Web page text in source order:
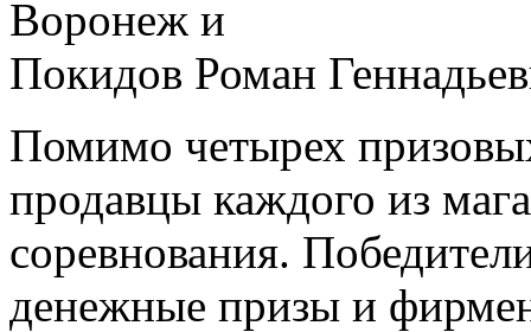
Воронеж и
Покидов Роман
Помимо четырех
продавцы каждого из
соревнования.
денежные призы и